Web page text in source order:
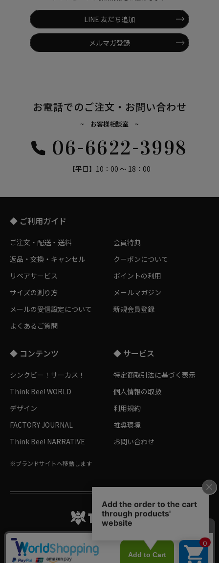
LINE 友だち追加
メルマガ登録
お電話でのご注文・お問い合わせ
~ お客様相談室 ~
06-6622-3998
【平日】10：00 ～ 18：00
◆ ご利用ガイド
ご注文・配送・送料
返品・交換・キャンセル
リペアサービス
サイズの測り方
メールの受信設定について
よくあるご質問
会員特典
クーポンについて
ポイントの利用
メールマガジン
新規会員登録
◆ コンテンツ
シンクビー！サーカス！
Think Bee! WORLD
デザイン
FACTORY JOURNAL
Think Bee! NARRATIVE
※ブランドサイトへ移動します
◆ サービス
特定商取引法に基づく表示
個人情報の取扱
利用規約
推奨環境
お問い合わせ